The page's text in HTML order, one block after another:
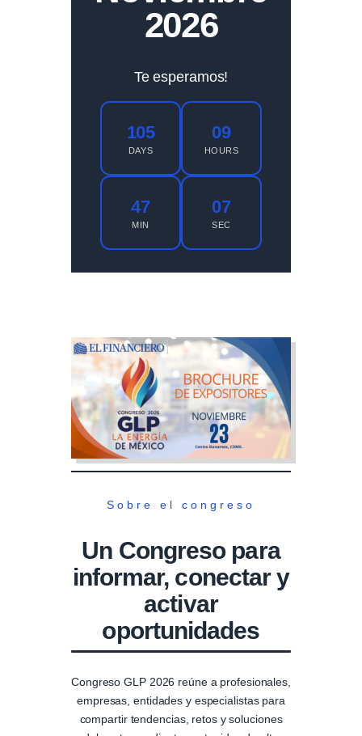
2026
Te esperamos!
105
DAYS
09
HOURS
47
MIN
06
SEC
Sobre el congreso
Un Congreso para
informar, conectar y
activar
oportunidades
Congreso GLP 2026 reúne a profesionales,
empresas, entidades y especialistas para
compartir tendencias, retos y soluciones